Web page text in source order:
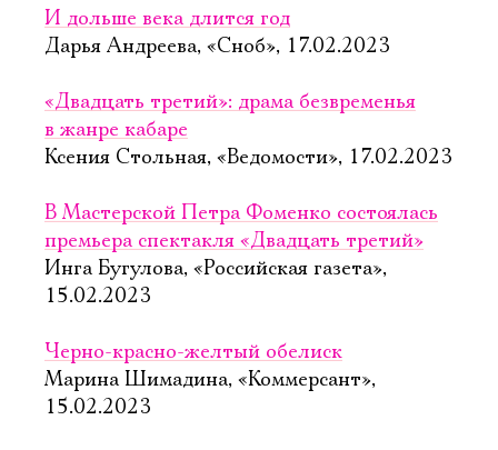
И дольше века длится год
Дарья Андреева, «Сноб», 17.02.2023
«Двадцать третий»: драма безвременья
в жанре кабаре
Ксения Стольная, «Ведомости», 17.02.2023
В Мастерской Петра Фоменко состоялась
премьера спектакля «Двадцать третий»
Инга Бугулова, «Российская газета»,
15.02.2023
Черно-красно-желтый обелиск
Марина Шимадина, «Коммерсант»,
15.02.2023